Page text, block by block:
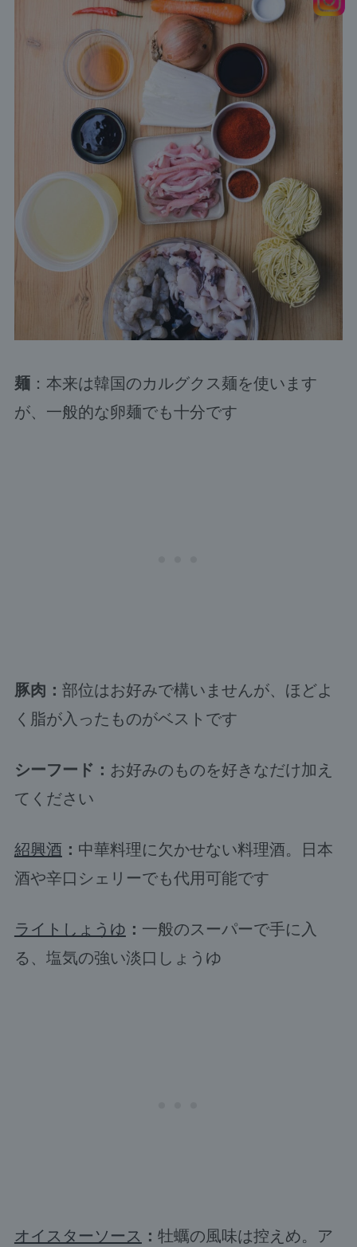
麺：本来は韓国のカルグクス麺を使います
が、一般的な卵麺でも十分です
豚肉： 部位はお好みで構いませんが、ほどよ
く脂が入ったものがベストです
シーフード： お好みのものを好きなだけ加え
てください
紹興酒 ： 中華料理に欠かせない料理酒。日本
酒や辛口シェリーでも代用可能です
ライトしょうゆ ： 一般のスーパーで手に入
る、塩気の強い淡口しょうゆ
オイスターソース ： 牡蠣の風味は控えめ。ア